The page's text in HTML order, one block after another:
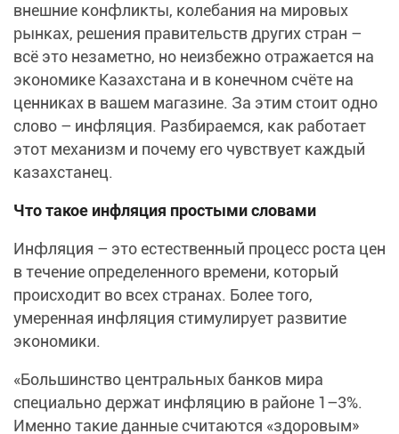
внешние конфликты, колебания на мировых
рынках, решения правительств других стран –
всё это незаметно, но неизбежно отражается на
экономике Казахстана и в конечном счёте на
ценниках в вашем магазине. За этим стоит одно
слово – инфляция. Разбираемся, как работает
этот механизм и почему его чувствует каждый
казахстанец.
Что такое инфляция простыми словами
Инфляция – это естественный процесс роста цен
в течение определенного времени, который
происходит во всех странах. Более того,
умеренная инфляция стимулирует развитие
экономики.
«Большинство центральных банков мира
специально держат инфляцию в районе 1–3%.
Именно такие данные считаются «здоровым»